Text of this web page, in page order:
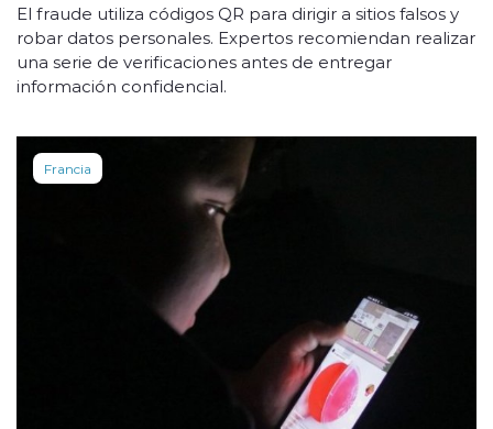
El fraude utiliza códigos QR para dirigir a sitios falsos y
robar datos personales. Expertos recomiendan realizar
una serie de verificaciones antes de entregar
información confidencial.
Francia